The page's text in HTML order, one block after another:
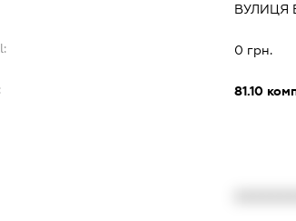
ВУЛИЦЯ
0 грн.
81.10